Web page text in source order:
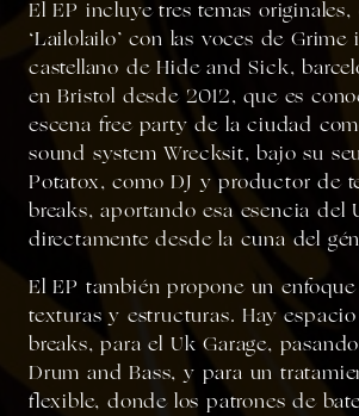
El EP incluye tres temas originales,
‘Lailolailo’ con las voces de Grime
castellano de Hide and Sick,
en Bristol desde 2012, que es
escena free party de la ciudad
sound system Wrecksit, bajo su
Potatox, como DJ y productor de
breaks, aportando esa esencia del
directamente desde la cuna del
El EP también propone un
texturas y estructuras. Hay
breaks, para el Uk Garage,
Drum and Bass, y para un
flexible, donde los patrones de